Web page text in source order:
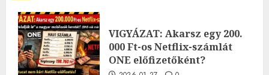
VIGYÁZAT: Akarsz egy 200.
000 Ft-os Netflix-számlát
ONE előfizetőként?